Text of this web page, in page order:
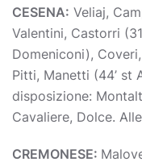
CESENA: Veliaj,
Valentini, Castorri
Domeniconi),
Pitti, Manetti (44’ st
disposizione:
Cavaliere, Dolce.
CREMONESE: